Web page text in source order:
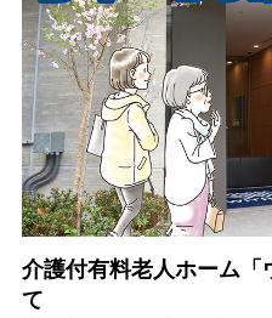
介護付有料老人ホーム「
て